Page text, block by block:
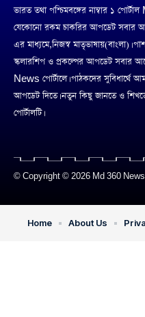
ভারত তথা পশ্চিমবঙ্গের নাম্বার ১
যেকোনো রকম চাকরির আপডেট সবার
এর মাধ্যমে,নিজস্ব মাতৃভাষায়(বাংলা)।
স্কলারশিপ ও প্রকল্পের আপডেট সবার
News পোর্টালে। পাঠকদের সুবিধার্থে
আপডেট দিতে। নতুন কিছু জানতে ও
পোর্টালটি।
© Copyright © 2026 Md 360
Home About Us